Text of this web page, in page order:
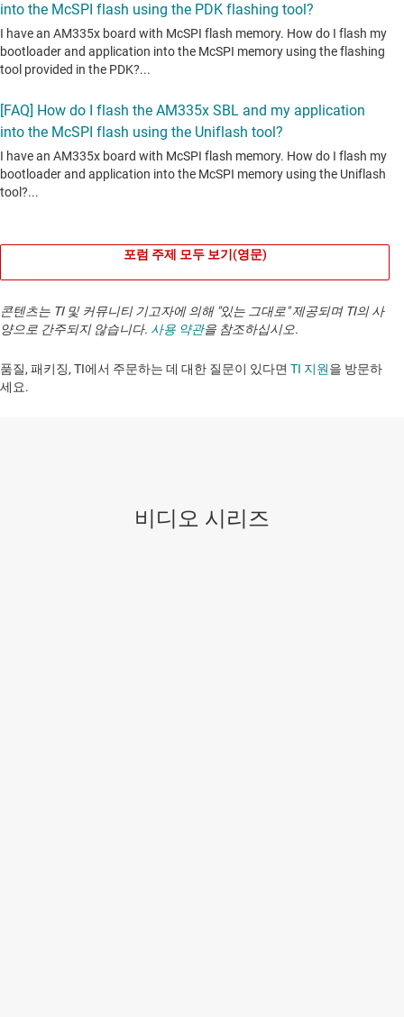
포럼 주제 모두 보기(영문)
콘텐츠는 TI 및 커뮤니티 기고자에 의해 "있는 그대로" 제공되며 TI의 사
양으로 간주되지 않습니다. 사용 약관을 참조하십시오.
품질, 패키징, TI에서 주문하는 데 대한 질문이 있다면 TI 지원을 방문하
세요. ​​​​​​​​​​​​​​
비디오 시리즈